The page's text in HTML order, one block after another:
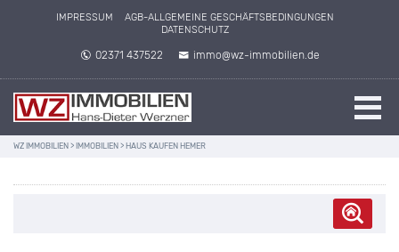
IMPRESSUM
AGB-ALLGEMEINE GESCHÄFTSBEDINGUNGEN
DATENSCHUTZ
02371 437522 immo@wz-immobilien.de
WZ IMMOBILIEN > IMMOBILIEN > HAUS KAUFEN HEMER